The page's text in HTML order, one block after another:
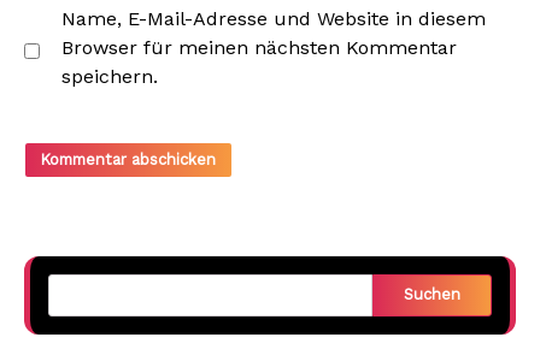
Name, E-Mail-Adresse und Website in diesem
Browser für meinen nächsten Kommentar
speichern.
Suchen